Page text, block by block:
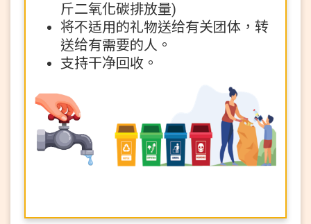
斤二氧化碳排放量)
将不适用的礼物送给有关团体，转
送给有需要的人。
支持干净回收。